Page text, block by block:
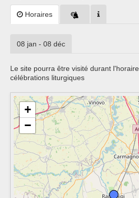
Horaires
08 jan - 08 déc
Le site pourra être visité durant
célébrations liturgiques
+
−